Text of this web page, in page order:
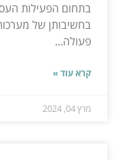
בתחום הפעילות
בחשיבותן של
פעולה...
קרא עוד »
מרץ 04, 2024